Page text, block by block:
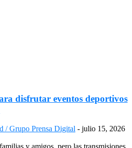
disfrutar eventos deportivos
/ Grupo Prensa Digital - julio 15, 2026
y amigos, pero las transmisiones